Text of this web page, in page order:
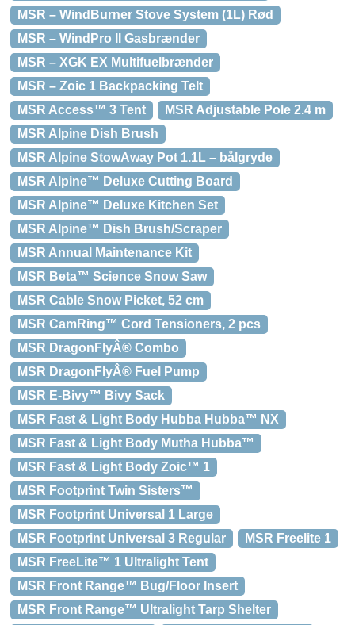
MSR – WindBurner Stove System (1L) Rød
MSR – WindPro II Gasbrænder
MSR – XGK EX Multifuelbrænder
MSR – Zoic 1 Backpacking Telt
MSR Access™ 3 Tent
MSR Adjustable Pole 2.4 m
MSR Alpine Dish Brush
MSR Alpine StowAway Pot 1.1L – bålgryde
MSR Alpine™ Deluxe Cutting Board
MSR Alpine™ Deluxe Kitchen Set
MSR Alpine™ Dish Brush/Scraper
MSR Annual Maintenance Kit
MSR Beta™ Science Snow Saw
MSR Cable Snow Picket, 52 cm
MSR CamRing™ Cord Tensioners, 2 pcs
MSR DragonFlyÂ® Combo
MSR DragonFlyÂ® Fuel Pump
MSR E-Bivy™ Bivy Sack
MSR Fast & Light Body Hubba Hubba™ NX
MSR Fast & Light Body Mutha Hubba™
MSR Fast & Light Body Zoic™ 1
MSR Footprint Twin Sisters™
MSR Footprint Universal 1 Large
MSR Footprint Universal 3 Regular
MSR Freelite 1
MSR FreeLite™ 1 Ultralight Tent
MSR Front Range™ Bug/Floor Insert
MSR Front Range™ Ultralight Tarp Shelter